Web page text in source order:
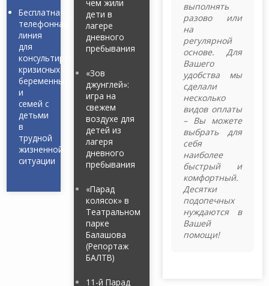
Бесплатная
телефонная
линия
для
консультирования
кризисных
беременных
и
семей с
детьми
в
трудной
жизненной
ситуации
чем жили
дети в
лагере
дневного
пребывания
«Зов
джунглей»:
игра на
свежем
воздухе для
детей из
лагеря
дневного
пребывания
«Парад
колясок» в
Театральном
парке
Балашова
(Репортаж
БАЛТВ)
11-й Парад
выполнять
разово или
на
регулярной
основе. Для
Вашего
удобства мы
сделали
несколько
видов оплаты
– Вы можете
выбрать для
себя
наиболее
быстрый и
комфортный.
Десятки
подопечных
нуждаются в
Вашей
помощи!